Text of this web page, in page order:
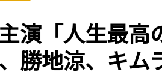
演「人生最高
勝地涼、キム